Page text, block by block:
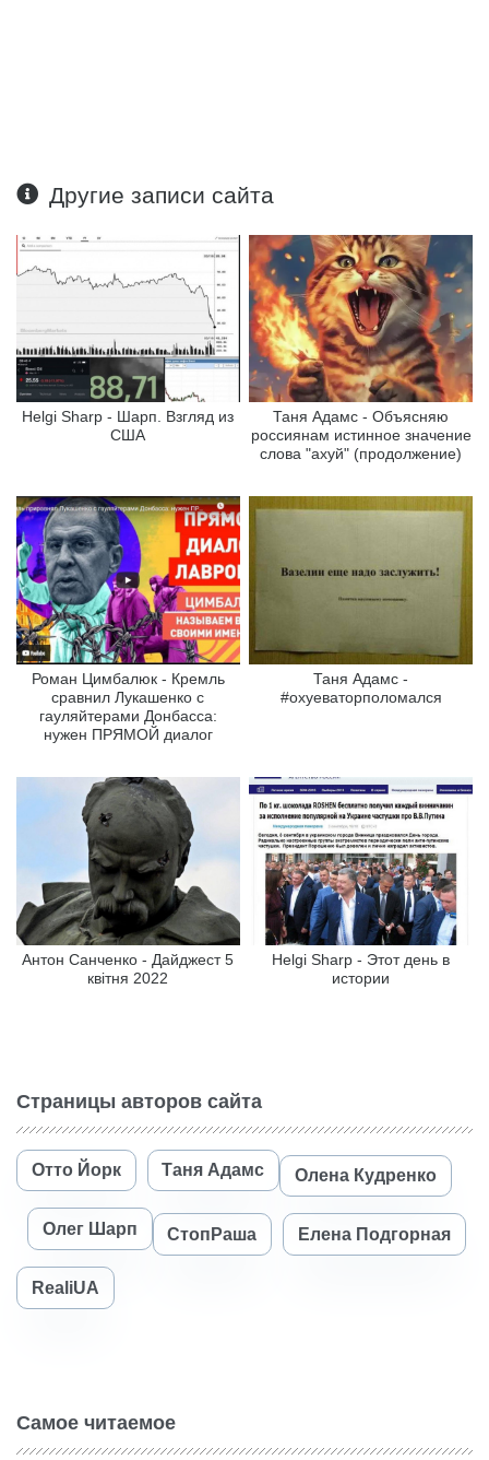
Другие записи сайта
Helgi Sharp - Шарп. Взгляд из
США
Таня Адамс - Объясняю
россиянам истинное значение
слова "ахуй" (продолжение)
Роман Цимбалюк - Кремль
сравнил Лукашенко с
гауляйтерами Донбасса:
нужен ПРЯМОЙ диалог
Таня Адамс -
#охуеваторполомался
Антон Санченко - Дайджест 5
квітня 2022
Helgi Sharp - Этот день в
истории
Страницы авторов сайта
Отто Йорк Таня Адамс Олена Кудренко
Олег Шарп СтопРаша Елена Подгорная
RealiUA
Самое читаемое